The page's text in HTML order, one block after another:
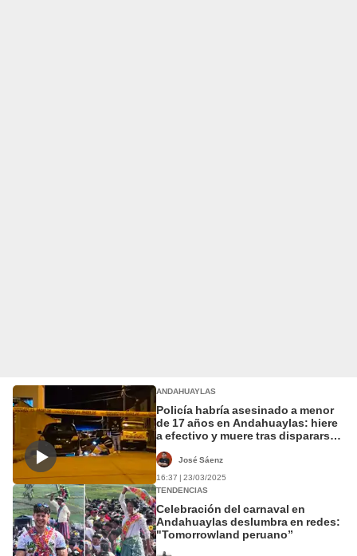
ANDAHUAYLAS
Policía habría asesinado a menor
de 17 años en Andahuaylas: hiere
a efectivo y muere tras dispararse
José Sáenz
16:37 | 23/03/2025
TENDENCIAS
Celebración del carnaval en
Andahuaylas deslumbra en redes:
"Tomorrowland peruano”